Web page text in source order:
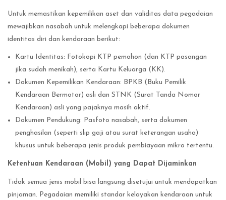
Untuk memastikan kepemilikan aset dan validitas data pegadaian
mewajibkan nasabah untuk melengkapi beberapa dokumen
identitas diri dan kendaraan berikut:
Kartu Identitas: Fotokopi KTP pemohon (dan KTP pasangan
jika sudah menikah), serta Kartu Keluarga (KK).
Dokumen Kepemilikan Kendaraan: BPKB (Buku Pemilik
Kendaraan Bermotor) asli dan STNK (Surat Tanda Nomor
Kendaraan) asli yang pajaknya masih aktif.
Dokumen Pendukung: Pasfoto nasabah, serta dokumen
penghasilan (seperti slip gaji atau surat keterangan usaha)
khusus untuk beberapa jenis produk pembiayaan mikro tertentu.
Ketentuan Kendaraan (Mobil) yang Dapat Dijaminkan
Tidak semua jenis mobil bisa langsung disetujui untuk mendapatkan
pinjaman. Pegadaian memiliki standar kelayakan kendaraan untuk